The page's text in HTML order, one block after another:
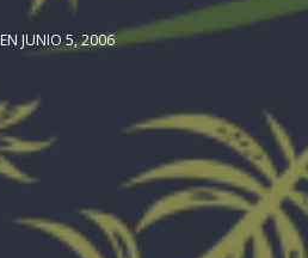
EN JUNIO 5, 2006